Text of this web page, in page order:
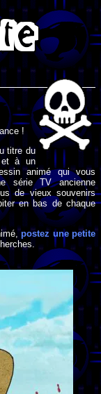
!
titre du
et à un
animé qui vous
série TV ancienne
de vieux souvenirs
en bas de chaque
postez une petite